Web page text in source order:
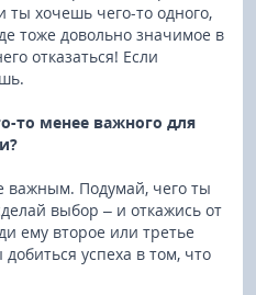
хочешь чего-то одного,
тоже довольно значимое в
отказаться! Если
то менее важного для
важным. Подумай, чего ты
выбор – и откажись от
ему второе или третье
успеха в том, что